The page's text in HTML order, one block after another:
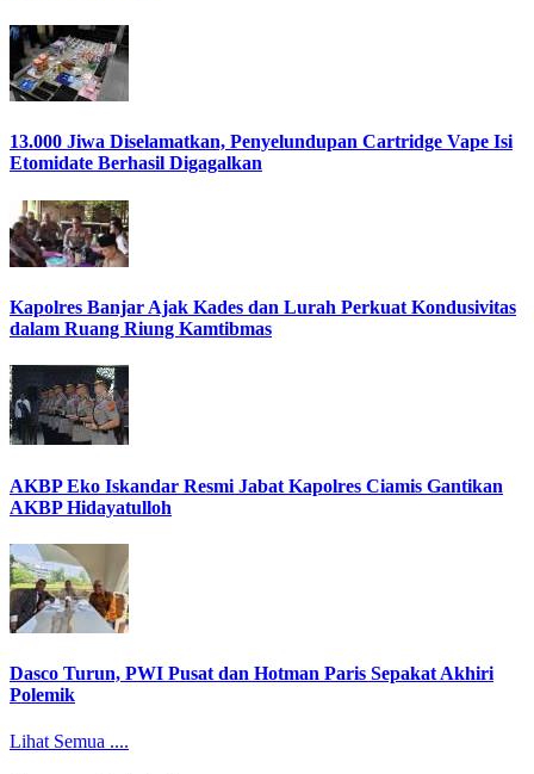
13.000 Jiwa Diselamatkan, Penyelundupan Cartridge Vape Isi
Etomidate Berhasil Digagalkan
Kapolres Banjar Ajak Kades dan Lurah Perkuat Kondusivitas
dalam Ruang Riung Kamtibmas
AKBP Eko Iskandar Resmi Jabat Kapolres Ciamis Gantikan
AKBP Hidayatulloh
Dasco Turun, PWI Pusat dan Hotman Paris Sepakat Akhiri
Polemik
Lihat Semua ....